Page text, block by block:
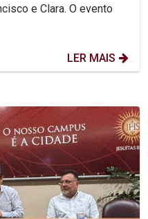
e Clara. O evento
LER MAIS